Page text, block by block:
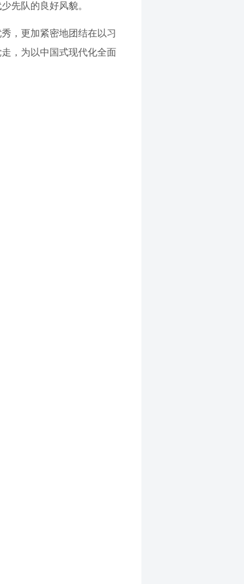
先队的良好风貌。
，更加紧密地团结在以习
，为以中国式现代化全面